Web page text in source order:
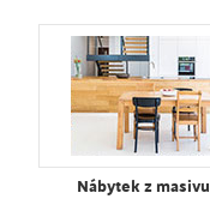
Nábytek z masivu